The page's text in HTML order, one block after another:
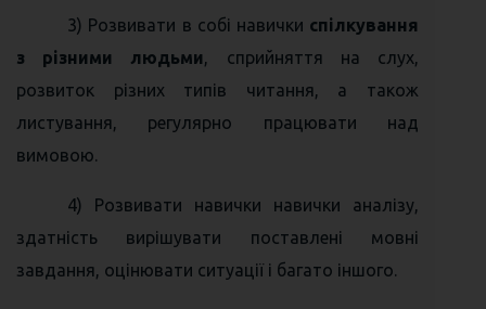
3) Розвивати в собі навички спілкування
з різними людьми, сприйняття на слух,
розвиток різних типів читання, а також
листування, регулярно працювати над
вимовою.
4) Розвивати навички навички аналізу,
здатність вирішувати поставлені мовні
завдання, оцінювати ситуації і багато іншого.